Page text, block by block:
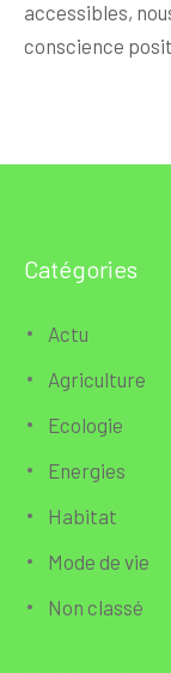
accessibles,
conscience
Catégories
Actu
Agriculture
Ecologie
Energies
Habitat
Mode de vie
Non classé